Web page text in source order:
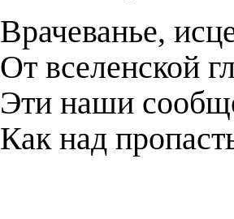
Врачеванье,
От вселенской
Эти наши
Как над